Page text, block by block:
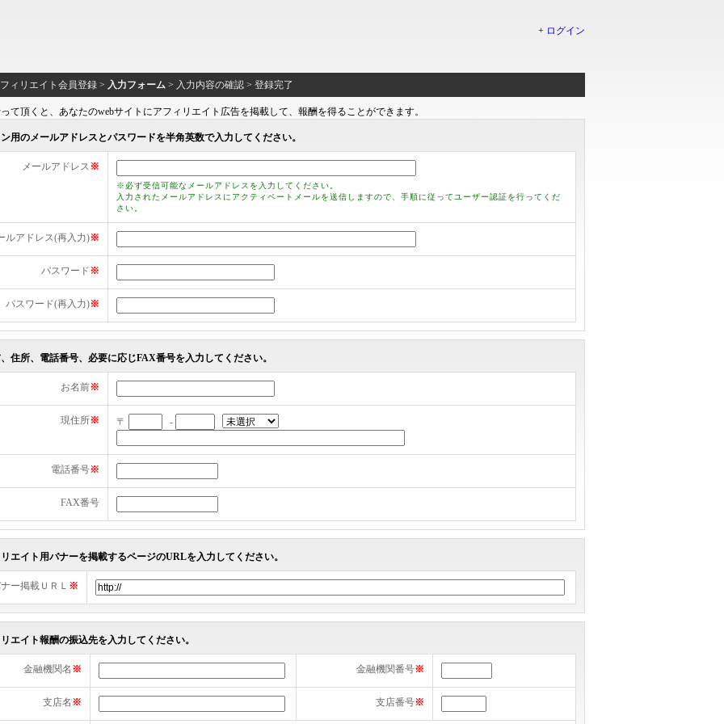
+ ログイン
ィリエイト会員登録 > 入力フォーム > 入力内容の確認 > 登録完了
て頂くと、あなたのwebサイトにアフィリエイト広告を掲載して、報酬を得ることができます。
用のメールアドレスとパスワードを半角英数で入力してください。
メールアドレス※
※必ず受信可能なメールアドレスを入力してください。
入力されたメールアドレスにアクティベートメールを送信しますので、手順に従ってユーザー認証を行ってくだ
さい。
ルアドレス(再入力)※
パスワード※
パスワード(再入力)※
住所、電話番号、必要に応じFAX番号を入力してください。
お名前※
現住所※ 〒 -
電話番号※
FAX番号
エイト用バナーを掲載するページのURLを入力してください。
ー掲載ＵＲＬ ※
エイト報酬の振込先を入力してください。
金融機関名 ※ 金融機関番号※
支店名 ※ 支店番号※